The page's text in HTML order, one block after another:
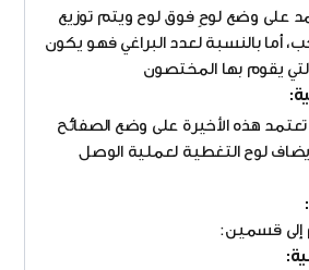
على وضع لوحٍ فوق لوح ويتم توزيع
أما بالنسبة لعدد البراغي فهو يكون
يقوم بها المختصون
تعتمد هذه الأخيرة على وضع الصفائح
لوح التغطية لعملية الوصل
إلى قسمين: